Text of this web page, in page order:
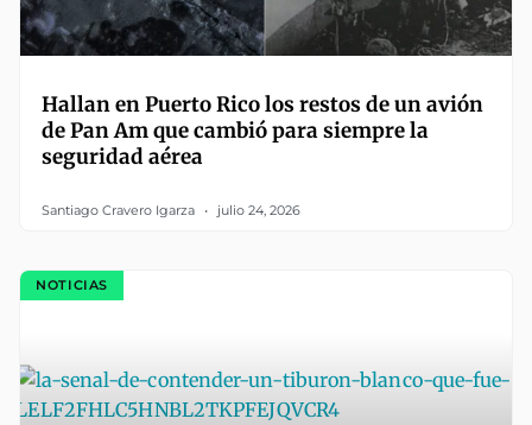
Hallan en Puerto Rico los restos de un avión
de Pan Am que cambió para siempre la
seguridad aérea
Santiago Cravero Igarza julio 24, 2026
NOTICIAS